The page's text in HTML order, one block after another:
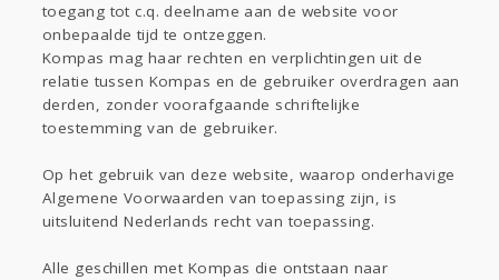
toegang tot c.q. deelname aan de website voor
onbepaalde tijd te ontzeggen.
Kompas mag haar rechten en verplichtingen uit de
relatie tussen Kompas en de gebruiker overdragen aan
derden, zonder voorafgaande schriftelijke
toestemming van de gebruiker.
Op het gebruik van deze website, waarop onderhavige
Algemene Voorwaarden van toepassing zijn, is
uitsluitend Nederlands recht van toepassing.
Alle geschillen met Kompas die ontstaan naar